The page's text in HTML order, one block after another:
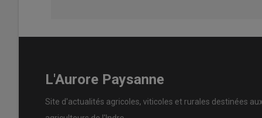
L'Aurore Paysanne
Site d'actualités agricoles, viticoles et rurales destinées aux